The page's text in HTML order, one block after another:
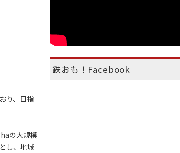
り、目指
の大規模
し、地域
鉄おも！Facebook